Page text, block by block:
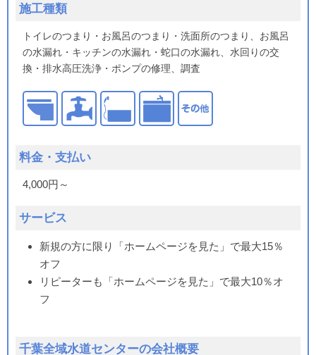
施工種類
トイレのつまり・お風呂のつまり・洗面所のつまり、お風呂
の水漏れ・キッチンの水漏れ・蛇口の水漏れ、水回りの交
換・排水高圧洗浄・ポンプの修理、調査
料金・支払い
4,000円～
サービス
新規の方に限り「ホームページを見た」で最大15％
オフ
リピーターも「ホームページを見た」で最大10％オ
フ
千葉全域水道センターの会社概要